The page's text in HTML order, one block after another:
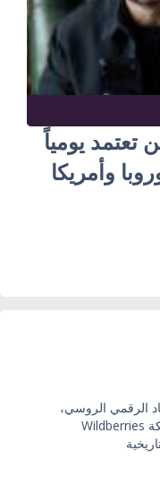
تعتمد يومياً
وأمريكا
الرقمي الروسي،
طائرات أوكرانية تُفجّر شبكة Wildberries